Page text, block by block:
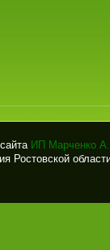
ИП Марченко
Ростовской